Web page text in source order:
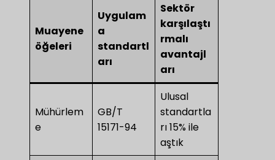
Muayene
öğeleri
Uygulam
a
standartl
arı
Sektör
karşılaştı
rmalı
avantajl
arı
Mühürlem
e
GB/T
15171-94
Ulusal
standartla
rı 15% ile
aştık